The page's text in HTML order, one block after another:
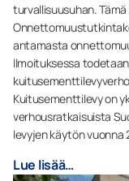
turvallisuusuhan.
antamasta
Ilmoituksessa
Kuitusementtilevy on
verhousratkaisuista
levyjen käytön vuonna
Lue lisää…